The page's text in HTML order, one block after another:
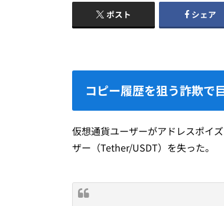
ポスト シェア
コピー履歴を狙う詐欺で
仮想通貨ユーザーがアドレスポイ
ザー（Tether/USDT）を失った。